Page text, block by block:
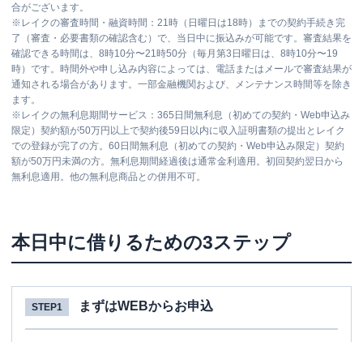
合がございます。
※ レイクの審査時間・融資時間：21時（日曜日は18時）までの契約手続き完
了（審査・必要書類の確認含む）で、当日中に振込みが可能です。審査結果を
確認できる時間は、8時10分〜21時50分（毎月第3日曜日は、8時10分〜19
時）です。時間外や申し込み内容によっては、電話またはメールで審査結果が
通知される場合があります。一部金融機関および、メンテナンス時間等を除き
ます。
※ レイクの無利息期間サービス：365日間無利息（初めての契約・Web申込み
限定）契約額が50万円以上で契約後59日以内に収入証明書類の提出とレイク
での登録が完了の方。60日間無利息（初めての契約・Web申込み限定）契約
額が50万円未満の方。無利息期間経過後は通常金利適用。初回契約翌日から
無利息適用。他の無利息商品との併用不可。
本日中に借りるための3ステップ
STEP1 まずはWEBからお申込